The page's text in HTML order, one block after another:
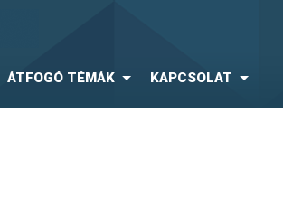
ÁTFOGÓ TÉMÁK KAPCSOLAT